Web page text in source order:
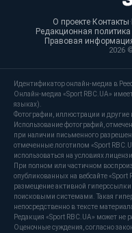
О проекте·Контакты·
Редакционная
Правовая
2026
Идентификатор онлайн-медиа в
Онлайн-медиа «Sport RBC.UA»
языках).
Фотографии, иллюстрации и другие
Использование фотографий,
при наличии письменного
отмеченные логотипом «Sport
использоваться на условиях
При полном или частичном
опубликованных на вебсайте
размещение активной
поисковыми системами. Такая
непосредственно в тексте
Редакция «Sport RBC.UA» может не
Оценочные суждения, согласно